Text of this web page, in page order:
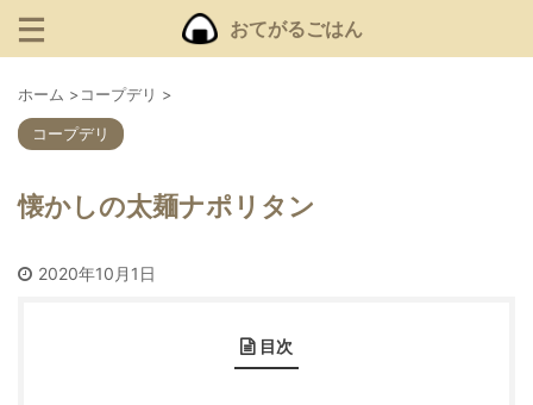
おてがるごはん
ホーム >コープデリ >
コープデリ
懐かしの太麺ナポリタン
2020年10月1日
目次